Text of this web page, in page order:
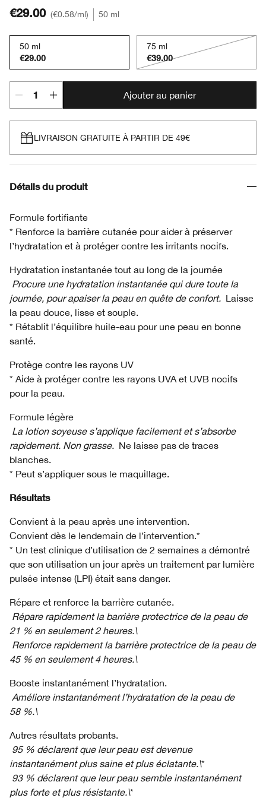
€29.00 €0.58/ml 50 ml
50 ml
€29.00
75 ml
€39.00
Ajouter au panier
LIVRAISON GRATUITE À PARTIR DE 49€
Détails du produit
Formule fortifiante
* Renforce la barrière cutanée pour aider à préserver
l’hydratation et à protéger contre les irritants nocifs.
Hydratation instantanée tout au long de la journée
Procure une hydratation instantanée qui dure toute la
journée, pour apaiser la peau en quête de confort. Laisse
la peau douce, lisse et souple.
* Rétablit l’équilibre huile-eau pour une peau en bonne
santé.
Protège contre les rayons UV
* Aide à protéger contre les rayons UVA et UVB nocifs
pour la peau.
Formule légère
La lotion soyeuse s’applique facilement et s’absorbe
rapidement. Non grasse. Ne laisse pas de traces
blanches.
* Peut s’appliquer sous le maquillage.
Résultats
Convient à la peau après une intervention.
Convient dès le lendemain de l’intervention.*
* Un test clinique d’utilisation de 2 semaines a démontré
que son utilisation un jour après un traitement par lumière
pulsée intense (LPI) était sans danger.
Répare et renforce la barrière cutanée.
Répare rapidement la barrière protectrice de la peau de
21 % en seulement 2 heures.\
Renforce rapidement la barrière protectrice de la peau de
45 % en seulement 4 heures.\
Booste instantanément l’hydratation.
Améliore instantanément l’hydratation de la peau de
58 %.\
Autres résultats probants.
95 % déclarent que leur peau est devenue
instantanément plus saine et plus éclatante.\*
93 % déclarent que leur peau semble instantanément
plus forte et plus résistante.\*